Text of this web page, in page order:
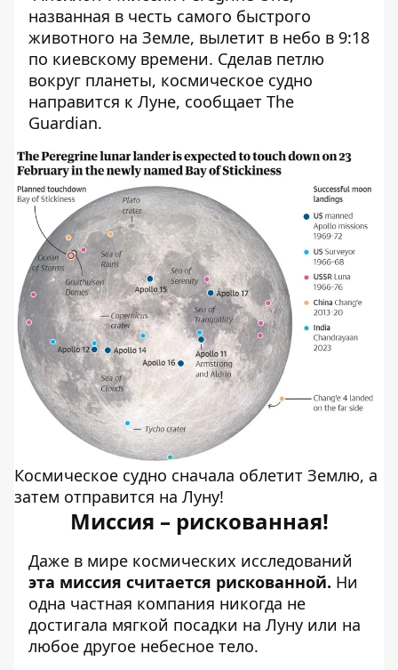
названная в честь самого быстрого
животного на Земле, вылетит в небо в 9:18
по киевскому времени. Сделав петлю
вокруг планеты, космическое судно
направится к Луне, сообщает The
Guardian.
Космическое судно сначала облетит Землю, а
затем отправится на Луну!
Миссия – рискованная!
Даже в мире космических исследований
эта миссия считается рискованной. Ни
одна частная компания никогда не
достигала мягкой посадки на Луну или на
любое другое небесное тело.